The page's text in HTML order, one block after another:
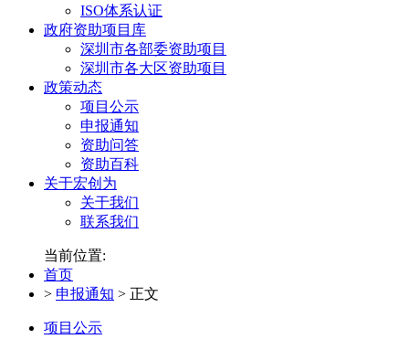
ISO体系认证
政府资助项目库
深圳市各部委资助项目
深圳市各大区资助项目
政策动态
项目公示
申报通知
资助问答
资助百科
关于宏创为
关于我们
联系我们
当前位置:
首页
> 申报通知 > 正文
项目公示